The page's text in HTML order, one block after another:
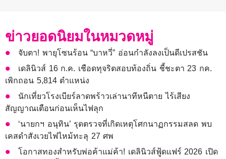
ข่าวยอดนิยมในหมวดหมู่
จับตา! พายุโซนร้อน “บาหวี่” อ่อนกำลังลงเป็นดีเปรสชัน
เดลินิวส์ 16 ก.ค. เชือดทุจริตสอบท้องถิ่น ชี้ชะตา 23 กค.
เพิกถอน 5,814 ตำแหน่ง
นักเที่ยวโรงเบียร์ลาดพร้าวเล่านาทีหนีตาย ไร้เสียง
สัญญาณเตือนก่อนเห็นไฟลุก
‘นายกฯ อนุทิน’ รุดตรวจที่เกิดเหตุโศกนาฏกรรมสลด พบ
เคสดำสังเวยไฟไหม้ทะลุ 27 ศพ
โอกาสทองสำหรับพ่อค้าแม่ค้า! เดลินิวส์ฟู้ดแฟร์ 2026 เปิด